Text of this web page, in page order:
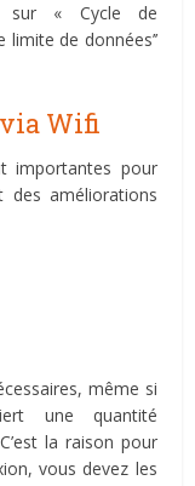
sur « Cycle de
de données’’
Wifi
importantes pour
des améliorations
même si
une quantité
la raison pour
vous devez les